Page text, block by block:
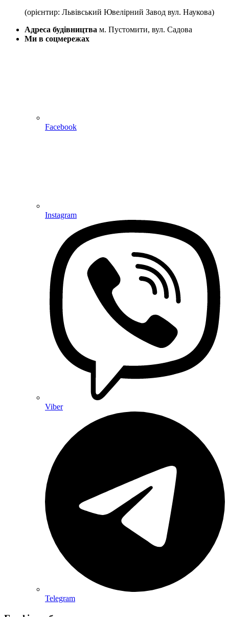
(орієнтир: Львівський Ювелірний Завод вул. Наукова)
Адреса будівництва м. Пустомити, вул. Садова
Ми в соцмережах
Facebook
Instagram
Viber
Telegram